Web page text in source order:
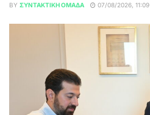
BY ΣΥΝΤΑΚΤΙΚΉ ΟΜΆΔΑ 07/08/2026, 11:09